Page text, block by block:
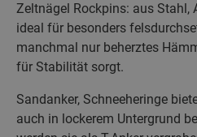
Zeltnägel Rockpins: aus
ideal für besonders
manchmal nur beherztes
für Stabilität sorgt.
Sandanker, Schneeheringe
auch in lockerem Untergrund